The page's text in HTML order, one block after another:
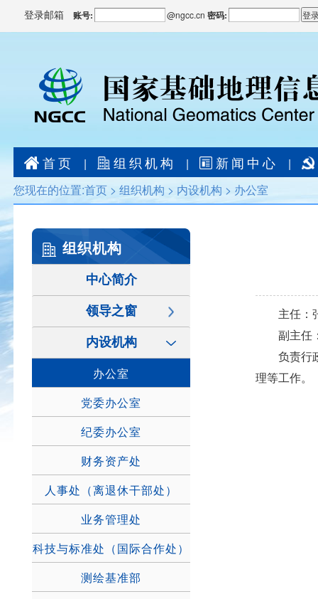
登录邮箱 账号: @ngcc.cn 密码:
首页 | 组织机构 | 新闻中心
|
您现在的位置:首页 > 组织机构 > 内设机构 > 办公室
组织机构
中心简介
领导之窗
内设机构
办公室
党委办公室
纪委办公室
财务资产处
人事处（离退休干部处）
业务管理处
科技与标准处（国际合作处）
测绘基准部
主任：
副主任
负责行政
理等工作。